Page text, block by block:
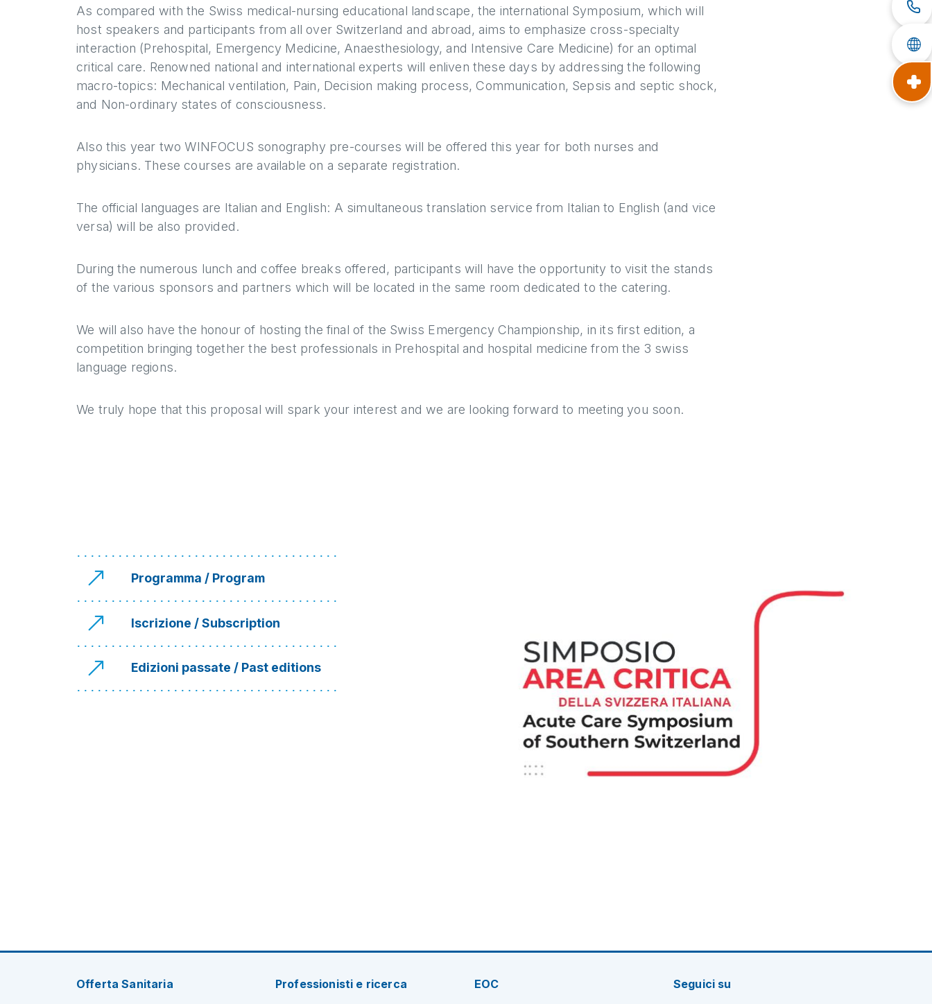
As compared with the Swiss medical-nursing educational landscape, the international Symposium, which will
host speakers and participants from all over Switzerland and abroad, aims to emphasize cross-specialty
interaction (Prehospital, Emergency Medicine, Anaesthesiology, and Intensive Care Medicine) for an optimal
critical care. Renowned national and international experts will enliven these days by addressing the following
macro-topics: Mechanical ventilation, Pain, Decision making process, Communication, Sepsis and septic shock,
and Non-ordinary states of consciousness.
Also this year two WINFOCUS sonography pre-courses will be offered this year for both nurses and
physicians. These courses are available on a separate registration.
The official languages are Italian and English: A simultaneous translation service from Italian to English (and vice
versa) will be also provided.
During the numerous lunch and coffee breaks offered, participants will have the opportunity to visit the stands
of the various sponsors and partners which will be located in the same room dedicated to the catering.
We will also have the honour of hosting the final of the Swiss Emergency Championship, in its first edition, a
competition bringing together the best professionals in Prehospital and hospital medicine from the 3 swiss
language regions.
We truly hope that this proposal will spark your interest and we are looking forward to meeting you soon.
Programma / Program
Iscrizione / Subscription
Edizioni passate / Past editions
Offerta Sanitaria Professionisti e ricerca EOC Seguici su